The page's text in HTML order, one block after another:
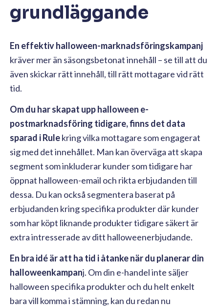
grundläggande
En effektiv halloween-marknadsföringskampanj
kräver mer än säsongsbetonat innehåll – se till att du
även skickar rätt innehåll, till rätt mottagare vid rätt
tid.
Om du har skapat upp halloween e-
postmarknadsföring tidigare, finns det data
sparad i Rulekring vilka mottagare som engagerat
sig med det innehållet. Man kan överväga att skapa
segment som inkluderar kunder som tidigare har
öppnat halloween-email och rikta erbjudanden till
dessa. Du kan också segmentera baserat på
erbjudanden kring specifika produkter där kunder
som har köpt liknande produkter tidigare säkert är
extra intresserade av ditt halloweenerbjudande.
En bra idé är att ha tid i åtanke när du planerar din
halloweenkampanj. Om din e-handel inte säljer
halloween specifika produkter och du helt enkelt
bara vill komma i stämning, kan du redan nu